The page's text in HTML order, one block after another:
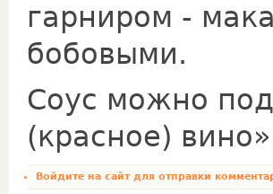
гарниром -
бобовыми.
Соус можно
(красное)
Войдите на сайтдля отправки